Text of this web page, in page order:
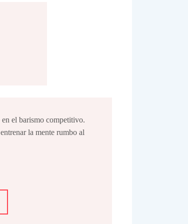
el barismo competitivo.
la mente rumbo al